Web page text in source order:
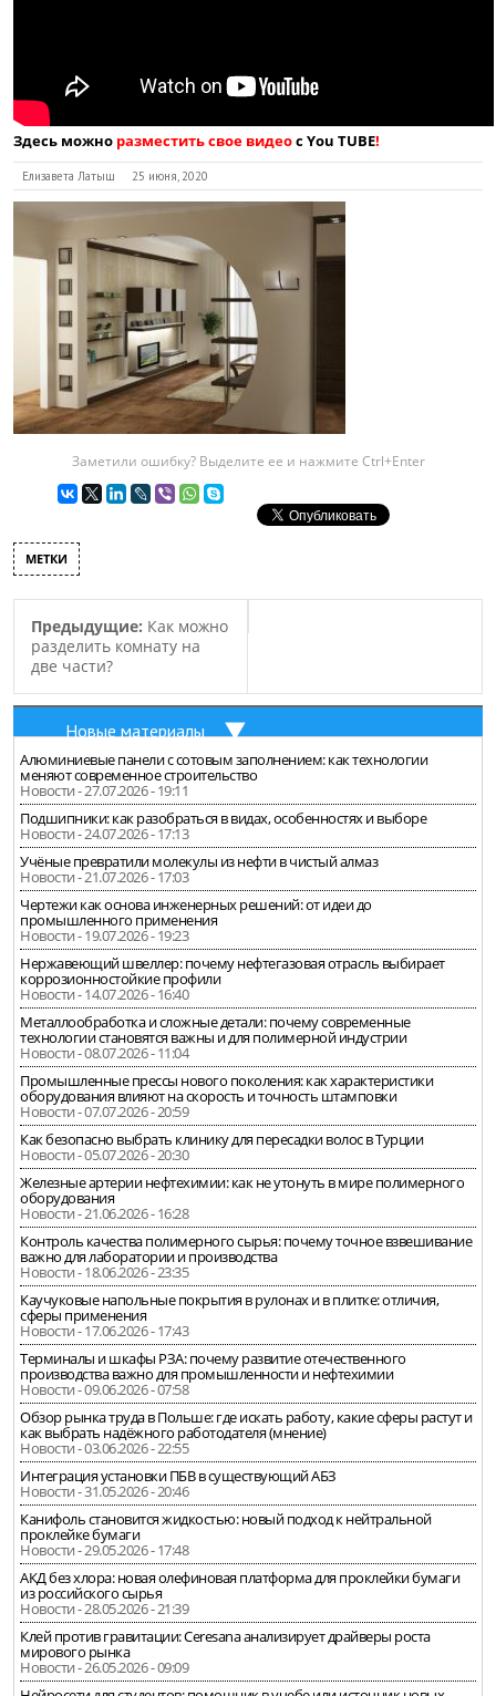
Здесь можно разместить свое видеос You TUBE!
Елизавета Латыш 25 июня, 2020
Заметили ошибку? Выделите ее и нажмите Ctrl+Enter
МЕТКИ
Предыдущие: Как можно
разделить комнату на
две части?
Новые материалы
Алюминиевые панели с сотовым заполнением: как технологии
меняют современное строительство
Новости - 27.07.2026 - 19:11
Подшипники: как разобраться в видах, особенностях и выборе
Новости - 24.07.2026 - 17:13
Учёные превратили молекулы из нефти в чистый алмаз
Новости - 21.07.2026 - 17:03
Чертежи как основа инженерных решений: от идеи до
промышленного применения
Новости - 19.07.2026 - 19:23
Нержавеющий швеллер: почему нефтегазовая отрасль выбирает
коррозионностойкие профили
Новости - 14.07.2026 - 16:40
Металлообработка и сложные детали: почему современные
технологии становятся важны и для полимерной индустрии
Новости - 08.07.2026 - 11:04
Промышленные прессы нового поколения: как характеристики
оборудования влияют на скорость и точность штамповки
Новости - 07.07.2026 - 20:59
Как безопасно выбрать клинику для пересадки волос в Турции
Новости - 05.07.2026 - 20:30
Железные артерии нефтехимии: как не утонуть в мире полимерного
оборудования
Новости - 21.06.2026 - 16:28
Контроль качества полимерного сырья: почему точное взвешивание
важно для лаборатории и производства
Новости - 18.06.2026 - 23:35
Каучуковые напольные покрытия в рулонах и в плитке: отличия,
сферы применения
Новости - 17.06.2026 - 17:43
Терминалы и шкафы РЗА: почему развитие отечественного
производства важно для промышленности и нефтехимии
Новости - 09.06.2026 - 07:58
Обзор рынка труда в Польше: где искать работу, какие сферы растут и
как выбрать надёжного работодателя (мнение)
Новости - 03.06.2026 - 22:55
Интеграция установки ПБВ в существующий АБЗ
Новости - 31.05.2026 - 20:46
Канифоль становится жидкостью: новый подход к нейтральной
проклейке бумаги
Новости - 29.05.2026 - 17:48
АКД без хлора: новая олефиновая платформа для проклейки бумаги
из российского сырья
Новости - 28.05.2026 - 21:39
Клей против гравитации: Ceresana анализирует драйверы роста
мирового рынка
Новости - 26.05.2026 - 09:09